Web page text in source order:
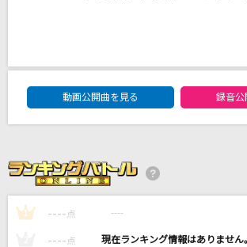
月を抱く天秤
UVERworld
是非に及ばず
DAM★ともボーカルエントリーラン
動画公開曲を見る
録音公
1 ---- 点 ----
---- 点 ----